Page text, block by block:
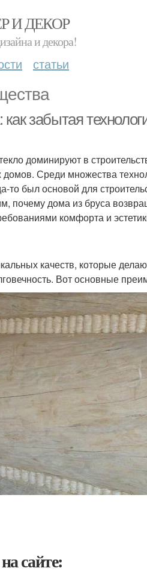
И ДЕКОР
и декора!
статьи
забытая
доминируют в
Среди множества
то был основой для
почему дома из бруса
комфорта и
качеств, которые
Вот основные
сайте: